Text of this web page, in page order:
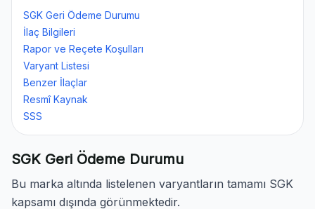
SGK Geri Ödeme Durumu
İlaç Bilgileri
Rapor ve Reçete Koşulları
Varyant Listesi
Benzer İlaçlar
Resmî Kaynak
SSS
SGK Geri Ödeme Durumu
Bu marka altında listelenen varyantların tamamı SGK
kapsamı dışında görünmektedir.